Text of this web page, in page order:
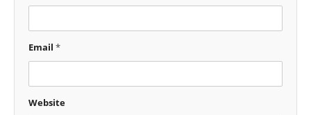
Email *
Website